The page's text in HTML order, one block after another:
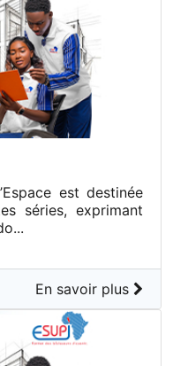
est destinée
séries, exprimant
En savoir plus